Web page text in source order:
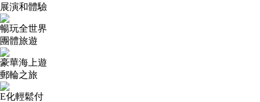
展演和體驗
暢玩全世界
團體旅遊
豪華海上遊
郵輪之旅
E化輕鬆付